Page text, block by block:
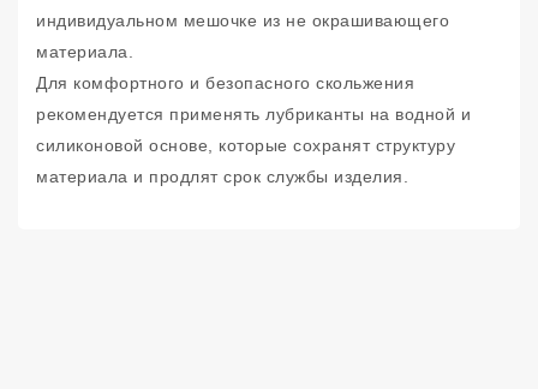
индивидуальном мешочке из не окрашивающего
материала.
Для комфортного и безопасного скольжения
рекомендуется применять лубриканты на водной и
силиконовой основе, которые сохранят структуру
материала и продлят срок службы изделия.